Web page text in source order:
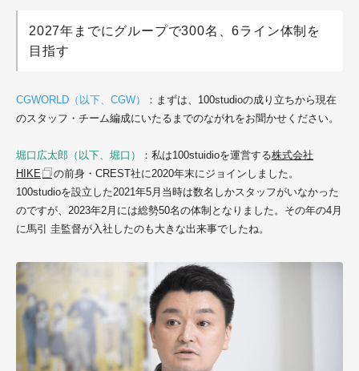
2027年までにグループで300名、6ライン体制を
目指す
CGWORLD（以下、CGW）
：まずは、100studioの成り立ちから現在
のスタッフ・チーム編成にいたるまでのながれをお聞かせください。
堀口広太郎（以下、堀口） ：私は100stuidioを運営する株式会社
HIKE
の前身・CREST社に2020年末にジョインしました。
100studioを設立した2021年5月当時は数名しかスタッフがいなかった
のですが、2023年2月には総勢50名の体制となりました。その年の4月
に馬引 圭監督が入社したのも大きな出来事でしたね。